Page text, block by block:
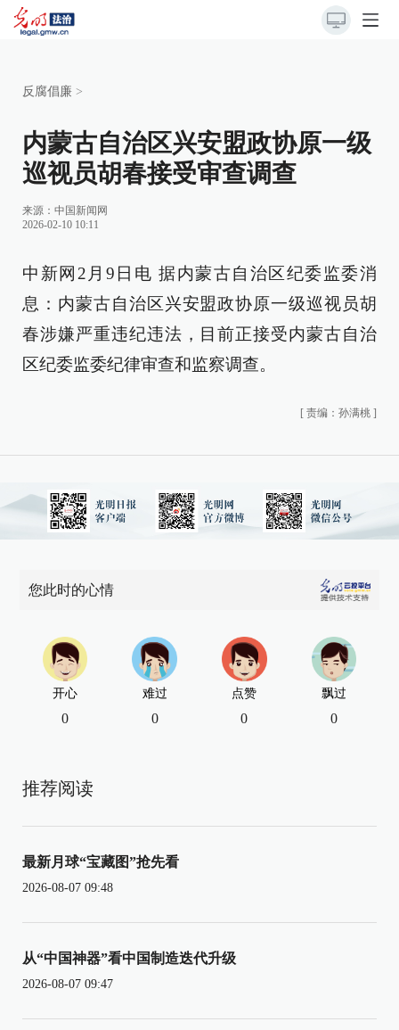
反腐倡廉 >
内蒙古自治区兴安盟政协原一级
巡视员胡春接受审查调查
来源： 中国新闻网
2026-02-10 10:11
中新网2月9日电 据内蒙古自治区纪委监委消
息：内蒙古自治区兴安盟政协原一级巡视员胡
春涉嫌严重违纪违法，目前正接受内蒙古自治
区纪委监委纪律审查和监察调查。
[ 责编：孙满桃 ]
您此时的心情
开心
0
难过
0
点赞
0
飘过
0
推荐阅读
最新月球“宝藏图”抢先看
2026-08-07 09:48
从“中国神器”看中国制造迭代升级
2026-08-07 09:47